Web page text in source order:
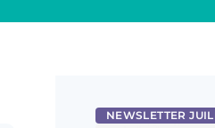
NEWSLETTER